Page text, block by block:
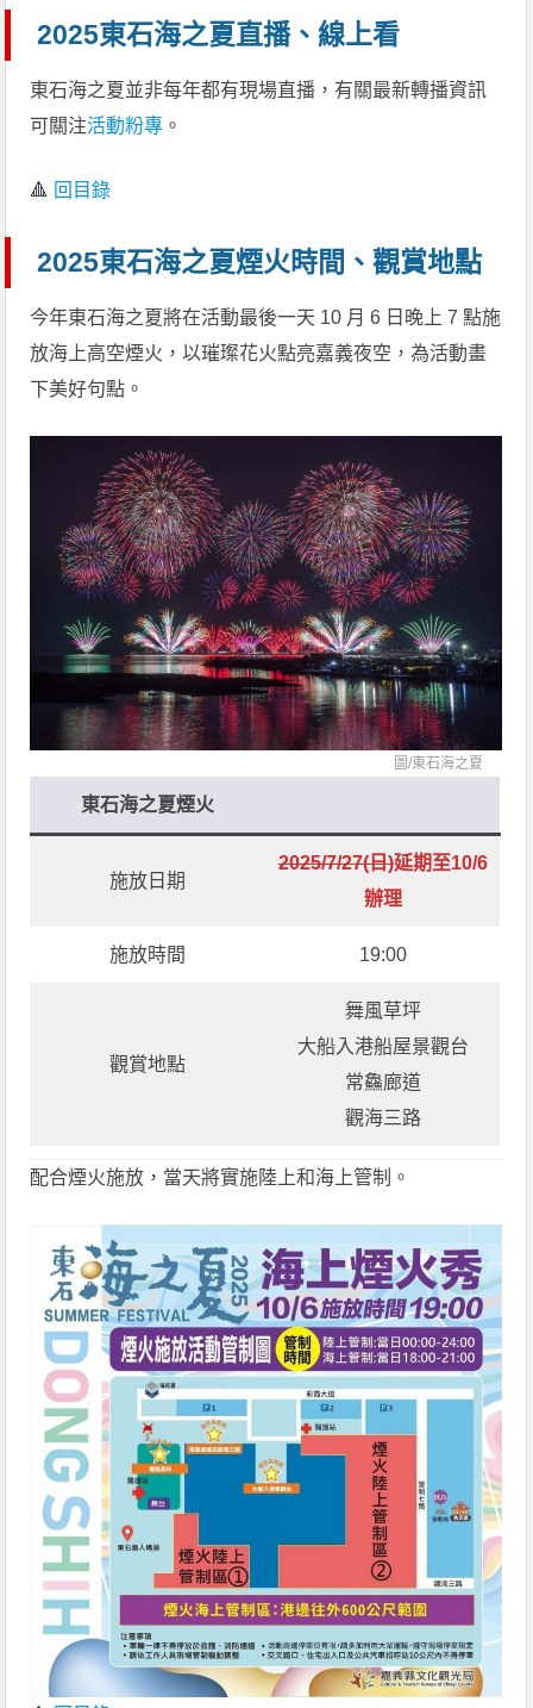
2025東石海之夏直播、線上看
東石海之夏並非每年都有現場直播，有關最新轉播資訊
可關注活動粉專 。
🔺 回目錄
2025東石海之夏煙火時間、觀賞地點
今年東石海之夏將在活動最後一天 10 月 6 日晚上 7 點施
放海上高空煙火，以璀璨花火點亮嘉義夜空，為活動畫
下美好句點。
圖/東石海之夏
東石海之夏煙火
施放日期
2025/7/27(日)延期至10/6
辦理
施放時間 19:00
觀賞地點
舞風草坪
大船入港船屋景觀台
常鱻廊道
觀海三路
配合煙火施放，當天將實施陸上和海上管制。